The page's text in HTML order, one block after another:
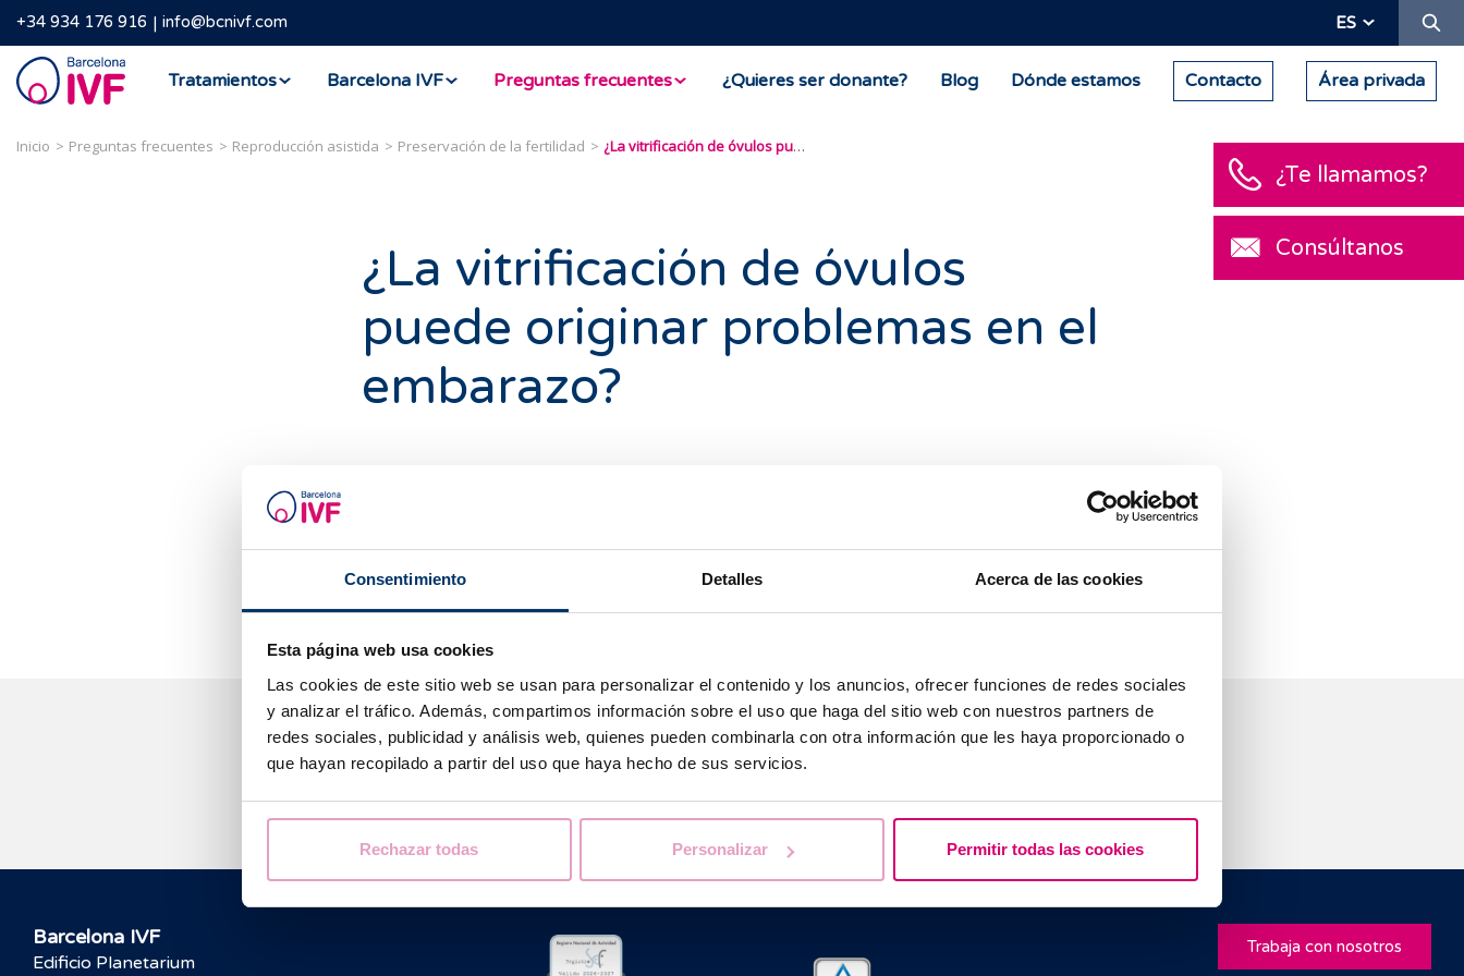
Consentimiento Detalles Acerca de las cookies
Esta página web usa cookies
Las cookies de este sitio web se usan para personalizar el contenido y los anuncios, ofrecer funciones de redes sociales
y analizar el tráfico. Además, compartimos información sobre el uso que haga del sitio web con nuestros partners de
redes sociales, publicidad y análisis web, quienes pueden combinarla con otra información que les haya proporcionado o
que hayan recopilado a partir del uso que haya hecho de sus servicios.
Rechazar todas Personalizar Permitir todas las cookies
+34 934 176 916 info@bcnivf.com ES
Barcelona
IVF
Tratamientos Barcelona IVF Preguntas frecuentes ¿Quieres ser donante? Blog Dónde estamos Contacto Área privada
Inicio Preguntas frecuentes Reproducción asistida Preservación de la fertilidad ¿La vitrificación de óvulos puede originar problemas en el embarazo?
¿La vitrificación de óvulos
puede originar problemas en el
embarazo?
respecto a los embriones transferidos sin criopreservación previa. Por lo tanto, la
evidencia científica es totalmente tranquilizadora.
Te ayudamos a resolver tus dudas
¿Te llamamos?
Consúltanos
Barcelona IVF
Edificio Planetarium
Trabaja con nosotros